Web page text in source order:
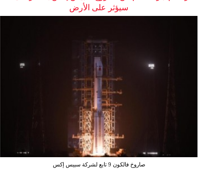
سيؤثر على الأرض
صاروخ فالكون 9 تابع لشركة سبيس إكس